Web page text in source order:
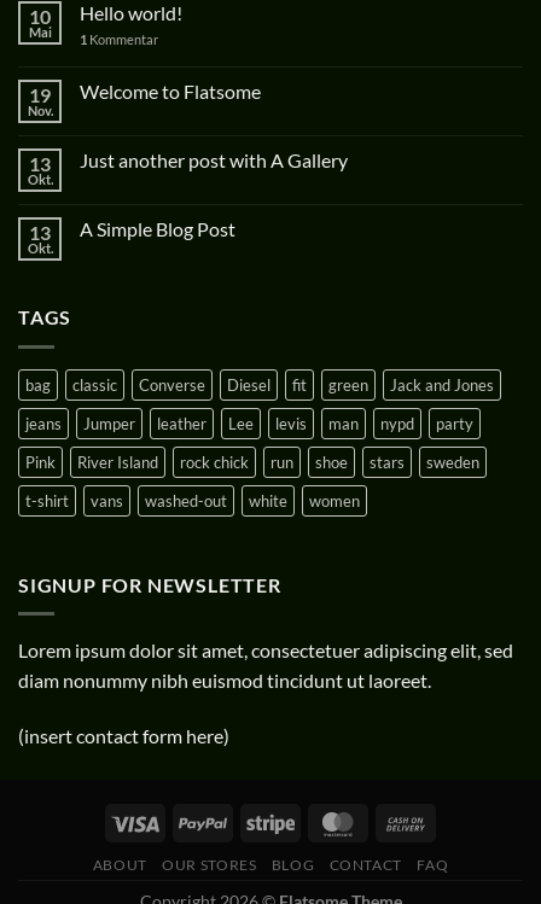
10
Mai
Hello world!
1 Kommentar
19
Nov.
Welcome to Flatsome
13
Okt.
Just another post with A Gallery
13
Okt.
A Simple Blog Post
TAGS
bag classic Converse Diesel fit green
Jack and Jones
jeans
Jumper leather Lee levis man nypd
party
Pink
River Island rock chick run shoe stars
sweden
t-shirt
vans washed-out white women
SIGNUP FOR NEWSLETTER
Lorem ipsum dolor sit amet, consectetuer adipiscing elit, sed
diam nonummy nibh euismod tincidunt ut laoreet.
(insert contact form here)
ABOUT OUR STORES BLOG CONTACT FAQ